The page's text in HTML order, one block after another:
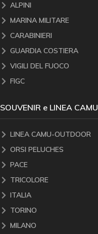
ALPINI
MARINA MILITARE
CARABINIERI
GUARDIA COSTIERA
VIGILI DEL FUOCO
FIGC
SOUVENIR e LINEA CAMU
LINEA CAMU-OUTDOOR
ORSI PELUCHES
PACE
TRICOLORE
ITALIA
TORINO
MILANO